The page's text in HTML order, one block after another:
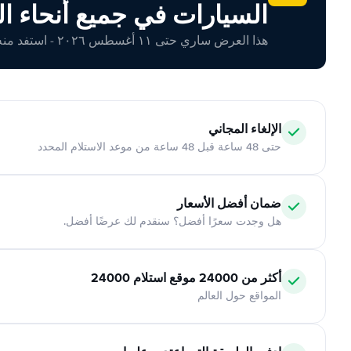
السيارات في جميع أنحاء
هذا العرض ساري حتى ١١ أغسطس ٢٠٢٦ - استفد منه اليوم!
الإلغاء المجاني
حتى 48 ساعة قبل 48 ساعة من موعد الاستلام المحدد
ضمان أفضل الأسعار
هل وجدت سعرًا أفضل؟ سنقدم لك عرضًا أفضل.
أكثر من 24000 موقع استلام 24000
المواقع حول العالم